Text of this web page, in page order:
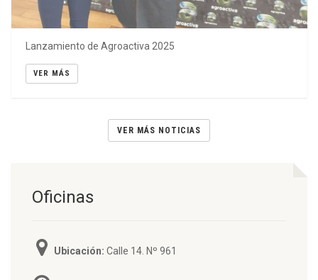
Lanzamiento de Agroactiva 2025
VER MÁS
VER MÁS NOTICIAS
Oficinas
Ubicación: Calle 14. Nº 961